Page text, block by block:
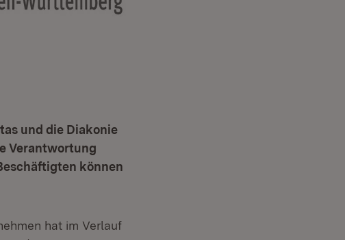
und die Diakonie
Verantwortung
können
hat im Verlauf